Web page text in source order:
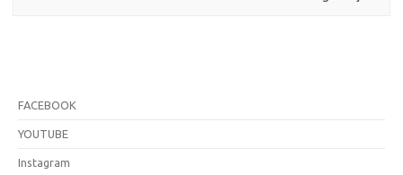
FACEBOOK
YOUTUBE
Instagram